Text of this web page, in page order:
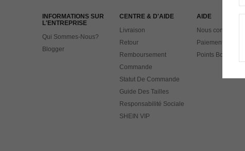
INFORMATIONS SUR
L'ENTREPRISE
Qui Sommes-Nous?
Blogger
CENTRE & D'AIDE
Livraison
Retour
Remboursement
Commande
Statut De Commande
Guide Des Tailles
Responsabilité Sociale
SHEIN VIP
AIDE
Nous contacter
Paiement
Points Bonus